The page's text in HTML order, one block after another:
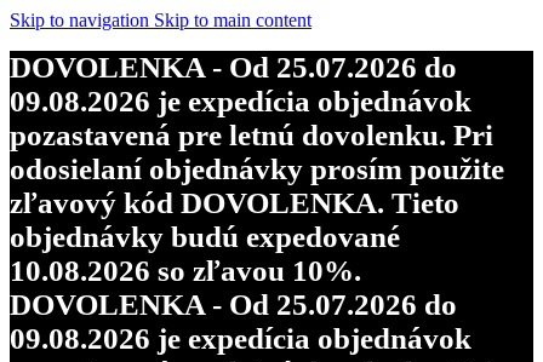
Skip to navigation Skip to main content
DOVOLENKA - Od 25.07.2026 do
09.08.2026 je expedícia objednávok
pozastavená pre letnú dovolenku. Pri
odosielaní objednávky prosím použite
zľavový kód DOVOLENKA. Tieto
objednávky budú expedované
10.08.2026 so zľavou 10%.
DOVOLENKA - Od 25.07.2026 do
09.08.2026 je expedícia objednávok